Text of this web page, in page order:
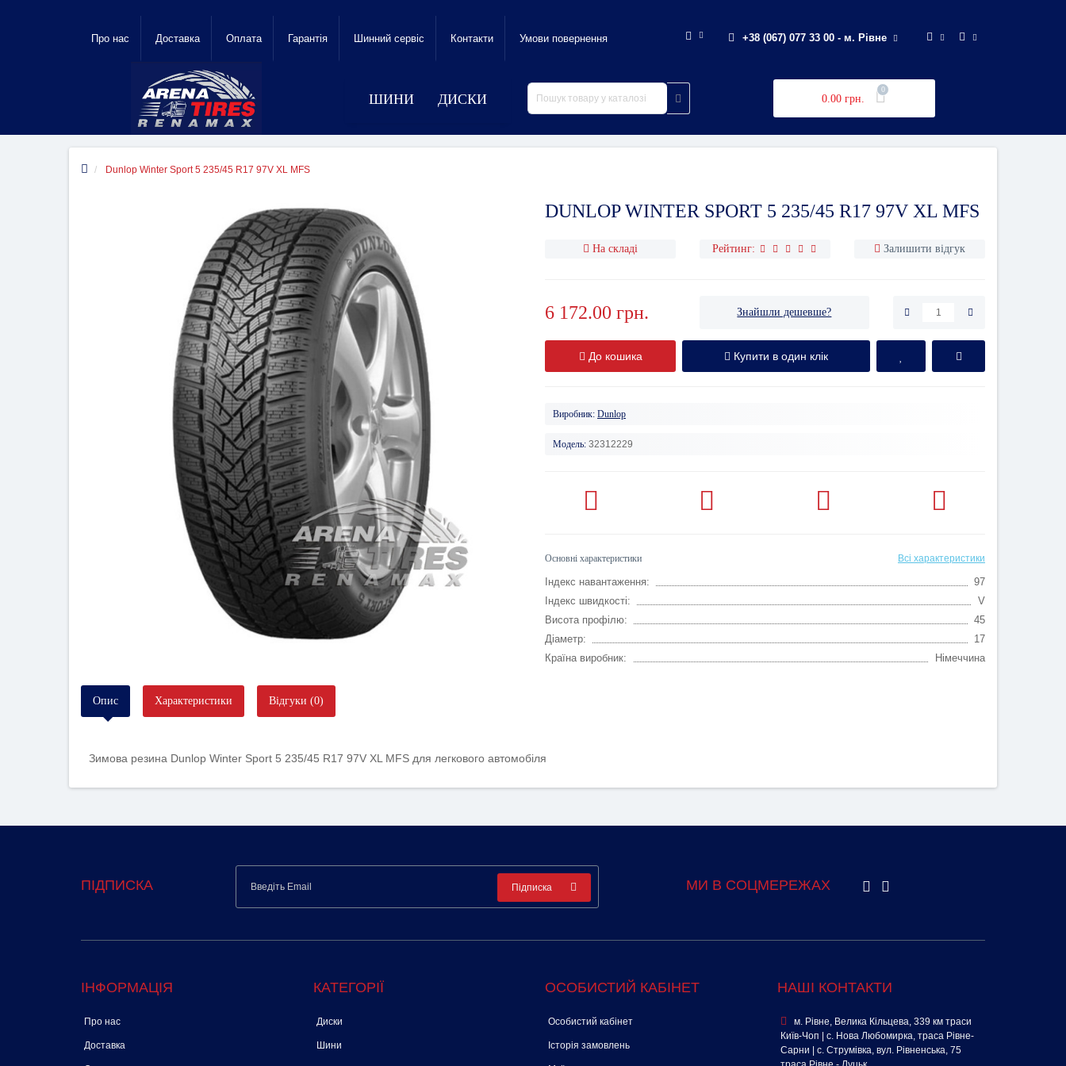
Про нас Доставка Оплата Гарантiя Шинний сервic Контакти Умови повернення +38 (067) 077 33 00 - м. Рівне
ШИНИ ДИСКИ 0.00 грн.
0
Dunlop Winter Sport 5 235/45 R17 97V XL MFS
DUNLOP WINTER SPORT 5 235/45 R17 97V XL MFS
На складі Рейтинг: Залишити відгук
6 172.00 грн. Знайшли дешевше?
До кошика Купити в один клік
Виробник: Dunlop
Модель: 32312229
Основні характеристики Всі характеристики
Індекс навантаження:
97
Індекс швидкості:
V
Висота профілю:
45
Діаметр:
17
Країна виробник:
Німеччина
Опис Характеристики Відгуки (0)
Зимова резина Dunlop Winter Sport 5 235/45 R17 97V XL MFS для легкового автомобіля
ПІДПИСКА Підписка МИ В СОЦМЕРЕЖАХ
ІНФОРМАЦІЯ
Про нас
Доставка
КАТЕГОРІЇ
Диски
Шини
ОСОБИСТИЙ КАБІНЕТ
Особистий кабінет
Історія замовлень
НАШІ КОНТАКТИ
м. Рівне, Велика Кільцева, 339 км траси
Київ-Чоп | с. Нова Любомирка, траса Рівне-
Сарни | с. Струмівка, вул. Рівненська, 75